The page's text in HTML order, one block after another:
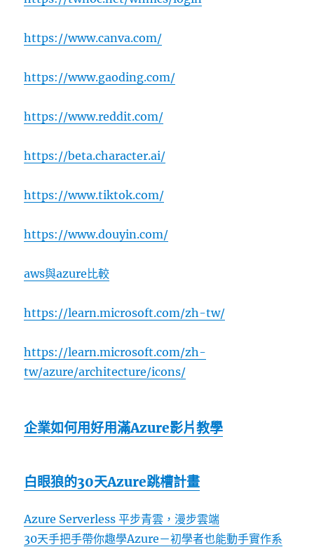
https://www.canva.com/
https://www.gaoding.com/
https://www.reddit.com/
https://beta.character.ai/
https://www.tiktok.com/
https://www.douyin.com/
aws與azure比較
https://learn.microsoft.com/zh-tw/
https://learn.microsoft.com/zh-
tw/azure/architecture/icons/
企業如何用好用滿Azure影片教學
白眼狼的30天Azure跳槽計畫
Azure Serverless 平步青雲，漫步雲端
30天手把手帶你趣學Azure－初學者也能動手實作系